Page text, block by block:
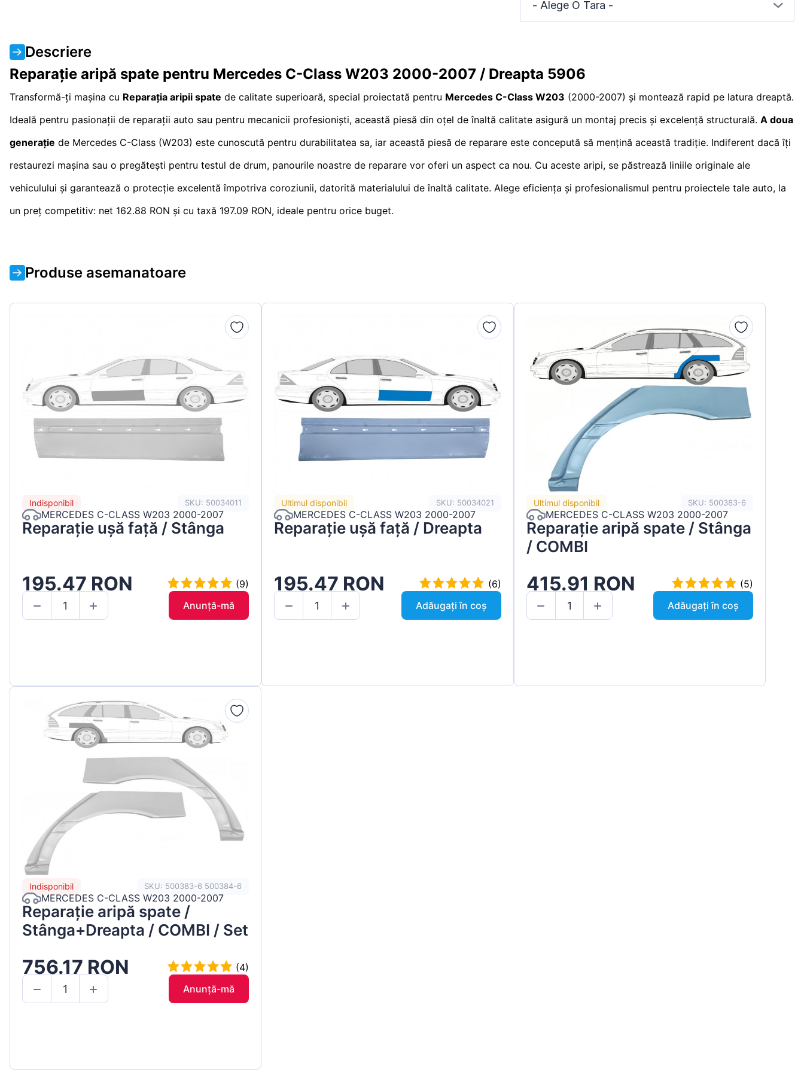
- Alege O Tara -
Descriere
Reparație aripă spate pentru Mercedes C-Class W203 2000-2007 / Dreapta 5906
Transformă-ți mașina cu Reparația aripii spate de calitate superioară, special proiectată pentru Mercedes C-Class W203 (2000-2007) și montează rapid pe latura dreaptă.
Ideală pentru pasionații de reparații auto sau pentru mecanicii profesioniști, această piesă din oțel de înaltă calitate asigură un montaj precis și excelență structurală. A doua
generație de Mercedes C-Class (W203) este cunoscută pentru durabilitatea sa, iar această piesă de reparare este concepută să mențină această tradiție. Indiferent dacă îți
restaurezi mașina sau o pregătești pentru testul de drum, panourile noastre de reparare vor oferi un aspect ca nou. Cu aceste aripi, se păstrează liniile originale ale
vehiculului și garantează o protecție excelentă împotriva coroziunii, datorită materialului de înaltă calitate. Alege eficiența și profesionalismul pentru proiectele tale auto, la
un preț competitiv: net 162.88 RON și cu taxă 197.09 RON, ideale pentru orice buget.
Produse asemanatoare
Indisponibil SKU: 50034011
MERCEDES C-CLASS W203 2000-2007
Reparație ușă față / Stânga
195.47 RON
(9)
Anunță-mă
Ultimul disponibil SKU: 50034021
MERCEDES C-CLASS W203 2000-2007
Reparație ușă față / Dreapta
195.47 RON
(6)
Adăugați în coș
Ultimul disponibil SKU: 500383-6
MERCEDES C-CLASS W203 2000-2007
Reparație aripă spate / Stânga
/ COMBI
415.91 RON
(5)
Adăugați în coș
Indisponibil SKU: 500383-6 500384-6
MERCEDES C-CLASS W203 2000-2007
Reparație aripă spate /
Stânga+Dreapta / COMBI / Set
756.17 RON
(4)
Anunță-mă